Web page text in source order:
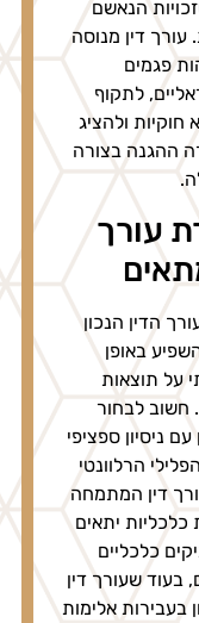
הנאשם
דין מנוסה
פגמים
לתקוף
ולהציג
בצורה
עורך
הדין הנכון
באופן
תוצאות
לבחור
ניסיון ספציפי
הרלוונטי
דין המתמחה
יתאים
כלכליים
שעורך דין
אלימות